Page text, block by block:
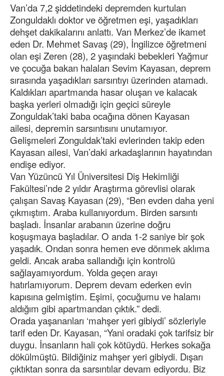
Van’da 7,2 şiddetindeki depremden kurtulan
Zonguldaklı doktor ve öğretmen eşi, yaşadıkları
dehşet dakikalarını anlattı. Van Merkez’de ikamet
eden Dr. Mehmet Savaş (29), İngilizce öğretmeni
olan eşi Zeren (28), 2 yaşındaki bebekleri Yağmur
ve çocuğa bakan halaları Sevim Kayasan, deprem
sırasında yaşadıkları sarsıntıyı üzerinden atamadı.
Kaldıkları apartmanda hasar oluşan ve kalacak
başka yerleri olmadığı için geçici süreyle
Zonguldak’taki baba ocağına dönen Kayasan
ailesi, depremin sarsıntısını unutamıyor.
Gelişmeleri Zonguldak’taki evlerinden takip eden
Kayasan ailesi, Van’daki arkadaşlarının hayatından
endişe ediyor.
Van Yüzüncü Yıl Üniversitesi Diş Hekimliği
Fakültesi’nde 2 yıldır Araştırma görevlisi olarak
çalışan Savaş Kayasan (29), “Ben evden daha yeni
çıkmıştım. Araba kullanıyordum. Birden sarsıntı
başladı. İnsanlar arabanın üzerine doğru
koşuşmaya başladılar. O anda 1-2 saniye bir şok
yaşadık. Ondan sonra hemen eve dönmek aklıma
geldi. Ancak araba sallandığı için kontrolü
sağlayamıyordum. Yolda geçen arayı
hatırlamıyorum. Deprem devam ederken evin
kapısına gelmiştim. Eşimi, çocuğumu ve halamı
aldığım gibi apartmandan çıktık.” dedi.
Orada yaşananları ‘mahşer yeri gibiydi’ sözleriyle
tarif eden Dr. Kayasan, “Yani oradaki çok tarifsiz bir
duygu. İnsanların hali çok kötüydü. Herkes sokağa
dökülmüştü. Bildiğiniz mahşer yeri gibiydi. Dışarı
çıktıktan sonra da sarsıntılar devam ediyordu. Biz